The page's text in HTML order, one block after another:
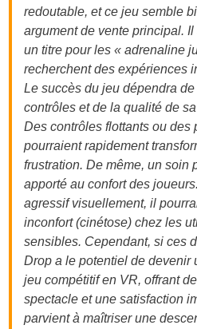
redoutable, et ce jeu semble
argument de vente principal.
un titre pour les « adrenaline
recherchent des expériences
Le succès du jeu dépendra
contrôles et de la qualité de
Des contrôles flottants ou des
pourraient rapidement
frustration. De même, un soin
apporté au confort des
agressif visuellement, il
inconfort (cinétose) chez les
sensibles. Cependant, si ces
Drop a le potentiel de devenir
jeu compétitif en VR, offrant
spectacle et une satisfaction
parvient à maîtriser une